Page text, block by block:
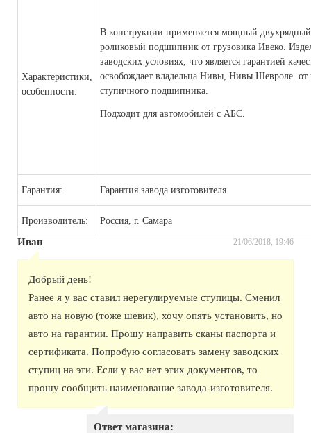
Характеристики,
особенности:
В конструкции применяется мощный
роликовый подшипник от грузовика Ивеко.
заводских условиях, что является гарантией
освобождает владельца Нивы, Нивы Шевроле от
ступичного подшипника.
Подходит для автомобилей с АБС.
Гарантия: Гарантия завода изготовителя
Производитель: Россия, г. Самара
Иван 21/06/2018, 19:46
Добрый день!
Ранее я у вас ставил нерегулируемые ступицы. Сменил
авто на новую (тоже шевик), хочу опять установить, но
авто на гарантии. Прошу направить сканы паспорта и
сертификата. Попробую согласовать замену заводских
ступиц на эти. Если у вас нет этих документов, то
прошу сообщить наименование завода-изготовителя.
Ответ магазина: